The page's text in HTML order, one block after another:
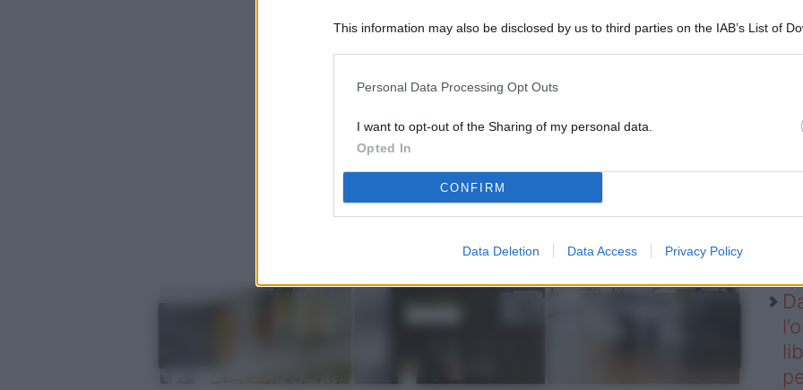
This information may also be disclosed by us to third parties on the IAB’s List of
Personal Data Processing Opt Outs
I want to opt-out of the Sharing of my personal data.
Opted In
CONFIRM
Data Deletion Data Access Privacy Policy